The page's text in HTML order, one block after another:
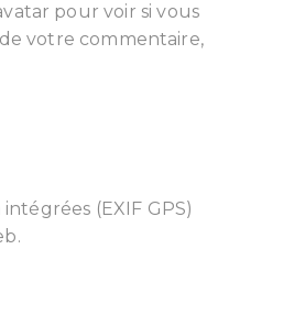
pour voir si vous
votre commentaire,
(EXIF GPS)